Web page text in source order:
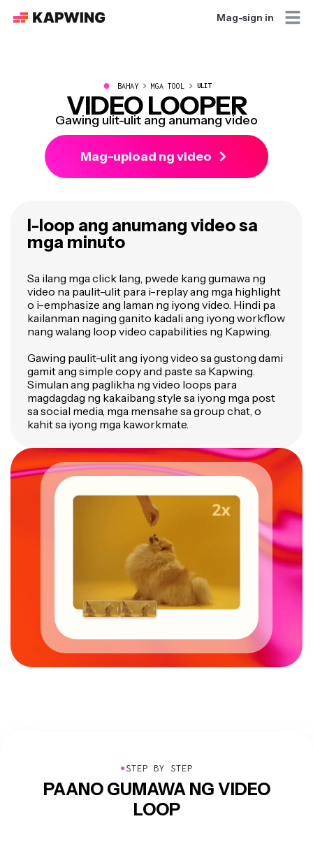
Mag-sign in
● BAHAY MGA TOOL ULIT
VIDEO LOOPER
Gawing ulit-ulit ang anumang video
Mag-upload ng video
I-loop ang anumang video sa
mga minuto
Sa ilang mga click lang, pwede kang gumawa ng
video na paulit-ulit para i-replay ang mga highlight
o i-emphasize ang laman ng iyong video. Hindi pa
kailanman naging ganito kadali ang iyong workflow
nang walang loop video capabilities ng Kapwing.
Gawing paulit-ulit ang iyong video sa gustong dami
gamit ang simple copy and paste sa Kapwing.
Simulan ang paglikha ng video loops para
magdagdag ng kakaibang style sa iyong mga post
sa social media, mga mensahe sa group chat, o
kahit sa iyong mga kaworkmate.
●STEP BY STEP
PAANO GUMAWA NG VIDEO
LOOP